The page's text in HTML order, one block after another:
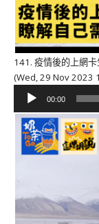
141. 疫情後的上網
(Wed, 29 Nov 2023
播
器
00:00